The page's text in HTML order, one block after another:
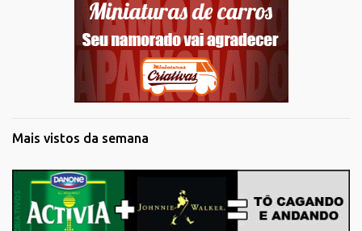
Mais vistos da semana